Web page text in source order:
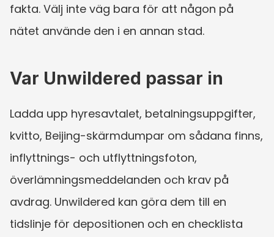
fakta. Välj inte väg bara för att någon på
nätet använde den i en annan stad.
Var Unwildered passar in
Ladda upp hyresavtalet, betalningsuppgifter,
kvitto, Beijing-skärmdumpar om sådana finns,
inflyttnings- och utflyttningsfoton,
överlämningsmeddelanden och krav på
avdrag. Unwildered kan göra dem till en
tidslinje för depositionen och en checklista